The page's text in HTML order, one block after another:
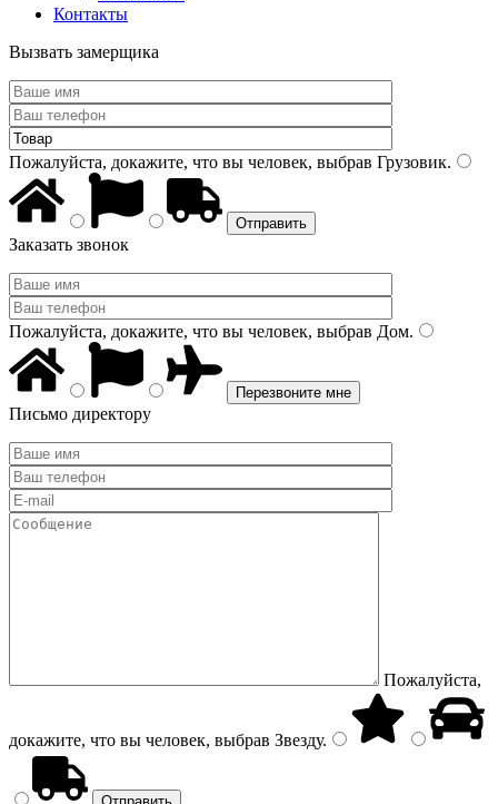
Контакты
Вызвать замерщика
Пожалуйста, докажите, что вы человек, выбрав Грузовик.
Заказать звонок
Пожалуйста, докажите, что вы человек, выбрав Дом.
Письмо директору
Пожалуйста,
докажите, что вы человек, выбрав Звезду.